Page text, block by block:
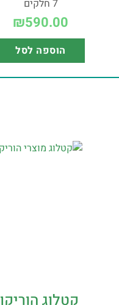
7 חלקים
₪590.00
הוספה לסל
קטלוג הוריקן